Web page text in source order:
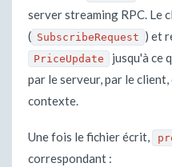
server streaming RPC. Le
( SubscribeRequest ) et
PriceUpdate
jusqu'à ce
par le serveur, par le
contexte.
Une fois le fichier écrit,
correspondant :